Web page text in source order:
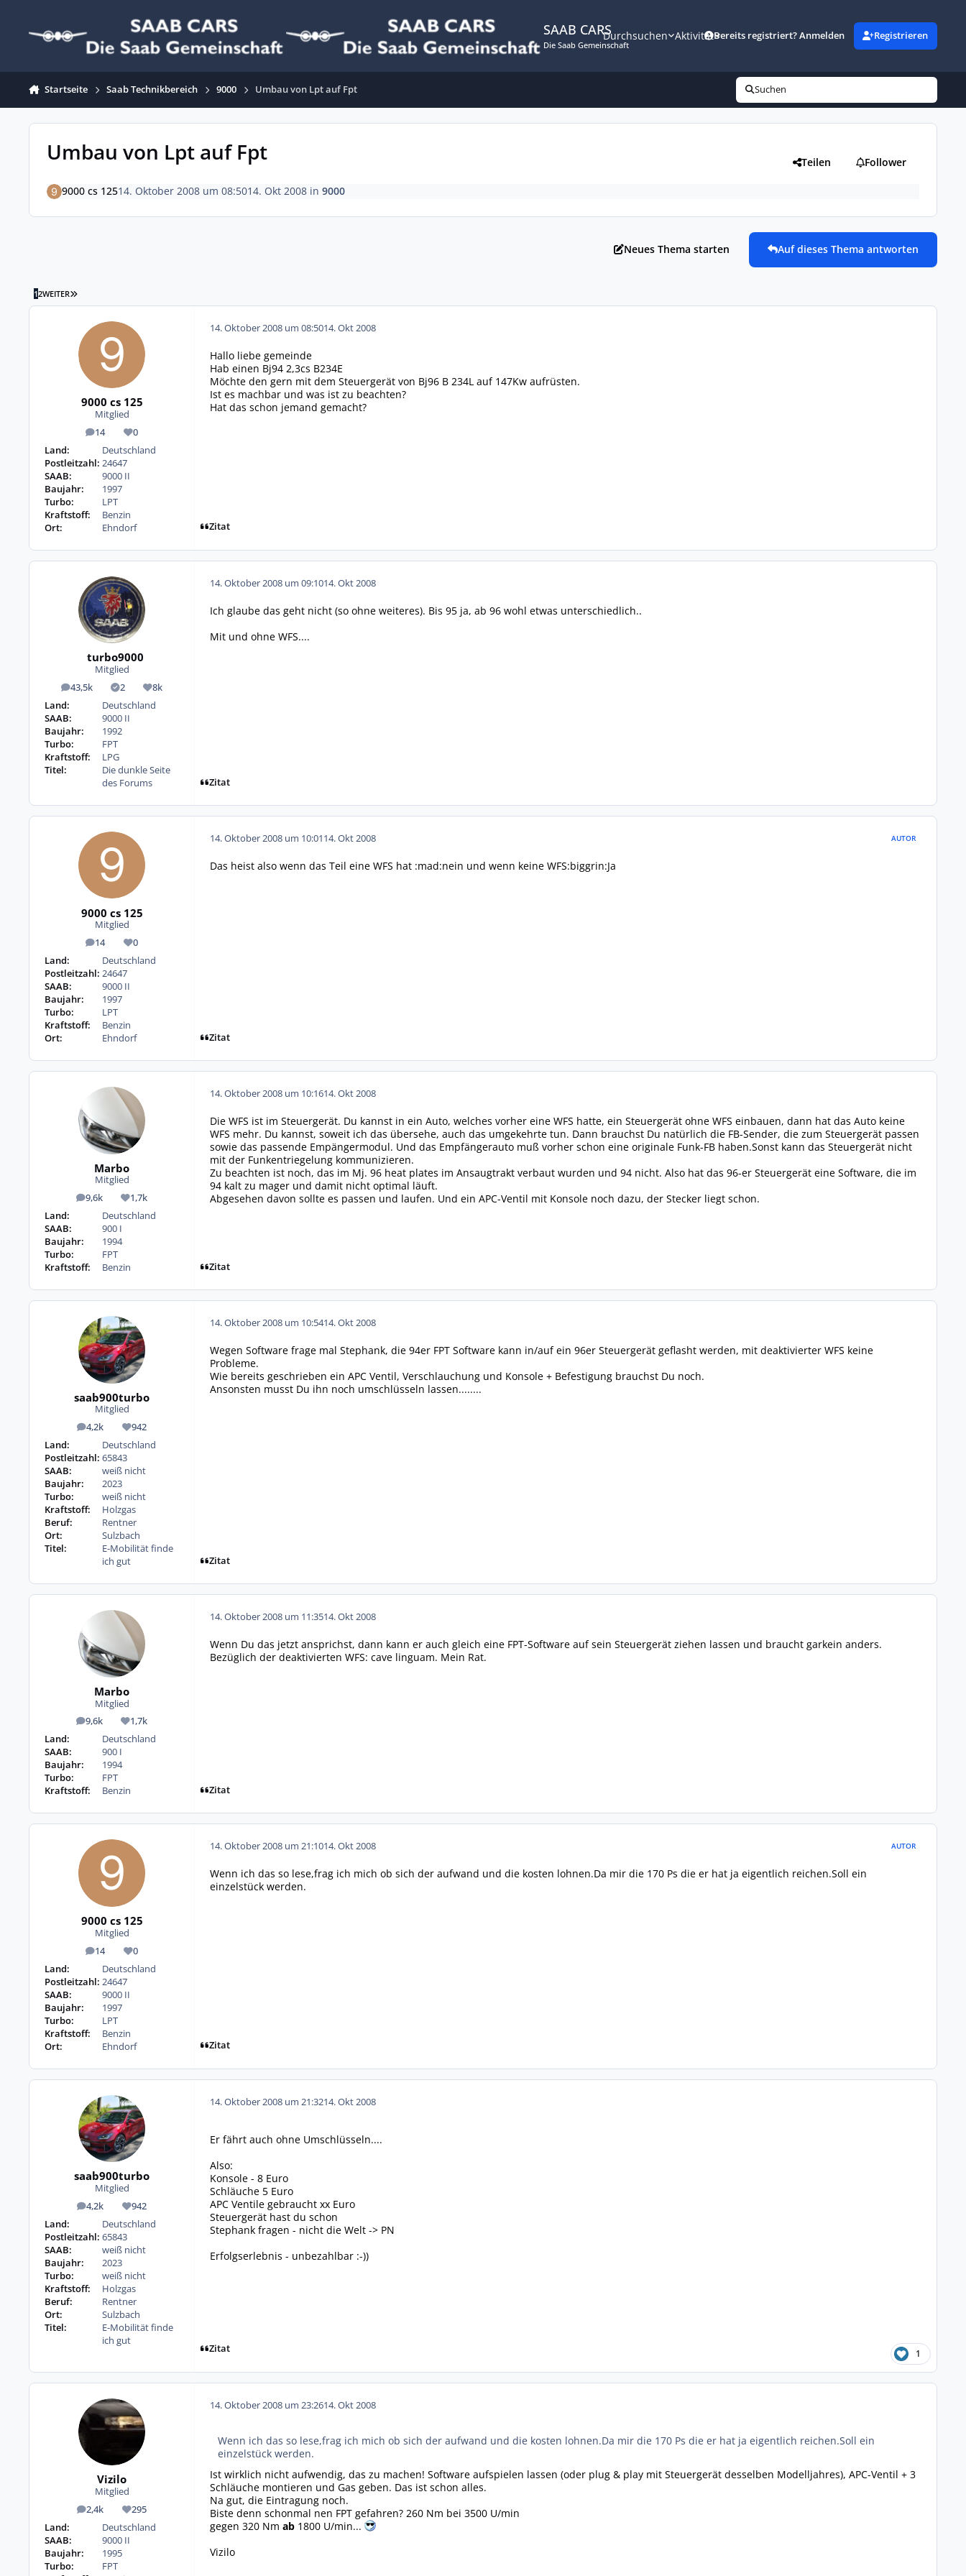
SAAB CARS
Die Saab Gemeinschaft
Durchsuchen AktivitätBereits registriert? Anmelden Registrieren
Startseite Saab Technikbereich 9000 Umbau von Lpt auf Fpt Suchen
Umbau von Lpt auf Fpt Teilen Follower
9000 cs 12514. Oktober 2008 um 08:5014. Okt 2008in 9000
Neues Thema starten Auf dieses Thema antworten
12WEITER LETZTE SEITE
9000 cs 125
Mitglied
14
Beiträge 0
Reputation
Land:
Deutschland
Postleitzahl: 24647
SAAB:
9000 II
Baujahr:
1997
Turbo:
LPT
Kraftstoff:
Benzin
Ort:
Ehndorf
14. Oktober 2008 um 08:5014. Okt 2008
Hallo liebe gemeinde
Hab einen Bj94 2,3cs B234E
Möchte den gern mit dem Steuergerät von Bj96 B 234L auf 147Kw aufrüsten.
Ist es machbar und was ist zu beachten?
Hat das schon jemand gemacht?
Zitat
turbo9000
Mitglied
43,5k
Beiträge 2
Lösungen
8k
Reputation
Land:
Deutschland
SAAB:
9000 II
Baujahr:
1992
Turbo:
FPT
Kraftstoff:
LPG
Titel:
Die dunkle Seite
des Forums
14. Oktober 2008 um 09:1014. Okt 2008
Ich glaube das geht nicht (so ohne weiteres). Bis 95 ja, ab 96 wohl etwas unterschiedlich..
Mit und ohne WFS....
Zitat
9000 cs 125
Mitglied
14
Beiträge 0
Reputation
Land:
Deutschland
Postleitzahl: 24647
SAAB:
9000 II
Baujahr:
1997
Turbo:
LPT
Kraftstoff:
Benzin
Ort:
Ehndorf
14. Oktober 2008 um 10:0114. Okt 2008 AUTOR
Das heist also wenn das Teil eine WFS hat :mad:nein und wenn keine WFS:biggrin:Ja
Zitat
Marbo
Mitglied
9,6k
Beiträge 1,7k
Reputation
Land:
Deutschland
SAAB:
900 I
Baujahr:
1994
Turbo:
FPT
Kraftstoff:
Benzin
14. Oktober 2008 um 10:1614. Okt 2008
Die WFS ist im Steuergerät. Du kannst in ein Auto, welches vorher eine WFS hatte, ein Steuergerät ohne WFS einbauen, dann hat das Auto keine
WFS mehr. Du kannst, soweit ich das übersehe, auch das umgekehrte tun. Dann brauchst Du natürlich die FB-Sender, die zum Steuergerät passen
sowie das passende Empängermodul. Und das Empfängerauto muß vorher schon eine originale Funk-FB haben.Sonst kann das Steuergerät nicht
mit der Funkentriegelung kommunizieren.
Zu beachten ist noch, das im Mj. 96 heat plates im Ansaugtrakt verbaut wurden und 94 nicht. Also hat das 96-er Steuergerät eine Software, die im
94 kalt zu mager und damit nicht optimal läuft.
Abgesehen davon sollte es passen und laufen. Und ein APC-Ventil mit Konsole noch dazu, der Stecker liegt schon.
Zitat
saab900turbo
Mitglied
4,2k
Beiträge 942
Reputation
Land:
Deutschland
Postleitzahl: 65843
SAAB:
weiß nicht
Baujahr:
2023
Turbo:
weiß nicht
Kraftstoff:
Holzgas
Beruf:
Rentner
Ort:
Sulzbach
Titel:
E-Mobilität finde
ich gut
14. Oktober 2008 um 10:5414. Okt 2008
Wegen Software frage mal Stephank, die 94er FPT Software kann in/auf ein 96er Steuergerät geflasht werden, mit deaktivierter WFS keine
Probleme.
Wie bereits geschrieben ein APC Ventil, Verschlauchung und Konsole + Befestigung brauchst Du noch.
Ansonsten musst Du ihn noch umschlüsseln lassen........
Zitat
Marbo
Mitglied
9,6k
Beiträge 1,7k
Reputation
Land:
Deutschland
SAAB:
900 I
Baujahr:
1994
Turbo:
FPT
Kraftstoff:
Benzin
14. Oktober 2008 um 11:3514. Okt 2008
Wenn Du das jetzt ansprichst, dann kann er auch gleich eine FPT-Software auf sein Steuergerät ziehen lassen und braucht garkein anders.
Bezüglich der deaktivierten WFS: cave linguam. Mein Rat.
Zitat
9000 cs 125
Mitglied
14
Beiträge 0
Reputation
Land:
Deutschland
Postleitzahl: 24647
SAAB:
9000 II
Baujahr:
1997
Turbo:
LPT
Kraftstoff:
Benzin
Ort:
Ehndorf
14. Oktober 2008 um 21:1014. Okt 2008 AUTOR
Wenn ich das so lese,frag ich mich ob sich der aufwand und die kosten lohnen.Da mir die 170 Ps die er hat ja eigentlich reichen.Soll ein
einzelstück werden.
Zitat
saab900turbo
Mitglied
4,2k
Beiträge 942
Reputation
Land:
Deutschland
Postleitzahl: 65843
SAAB:
weiß nicht
Baujahr:
2023
Turbo:
weiß nicht
Kraftstoff:
Holzgas
Beruf:
Rentner
Ort:
Sulzbach
Titel:
E-Mobilität finde
ich gut
14. Oktober 2008 um 21:3214. Okt 2008
Er fährt auch ohne Umschlüsseln....
Also:
Konsole - 8 Euro
Schläuche 5 Euro
APC Ventile gebraucht xx Euro
Steuergerät hast du schon
Stephank fragen - nicht die Welt -> PN
Erfolgserlebnis - unbezahlbar :-))
Zitat 1
Vizilo
Mitglied
2,4k
Beiträge 295
Reputation
Land:
Deutschland
SAAB:
9000 II
Baujahr:
1995
Turbo:
FPT
14. Oktober 2008 um 23:2614. Okt 2008
Wenn ich das so lese,frag ich mich ob sich der aufwand und die kosten lohnen.Da mir die 170 Ps die er hat ja eigentlich reichen.Soll ein
einzelstück werden.
Ist wirklich nicht aufwendig, das zu machen! Software aufspielen lassen (oder plug & play mit Steuergerät desselben Modelljahres), APC-Ventil + 3
Schläuche montieren und Gas geben. Das ist schon alles.
Na gut, die Eintragung noch.
Biste denn schonmal nen FPT gefahren? 260 Nm bei 3500 U/min
gegen 320 Nm ab 1800 U/min...
Vizilo